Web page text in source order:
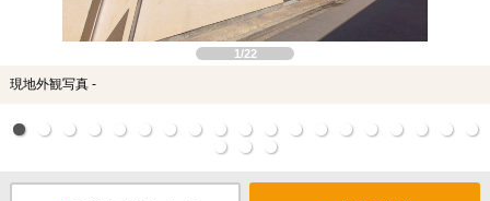
1/22
現地外観写真 -